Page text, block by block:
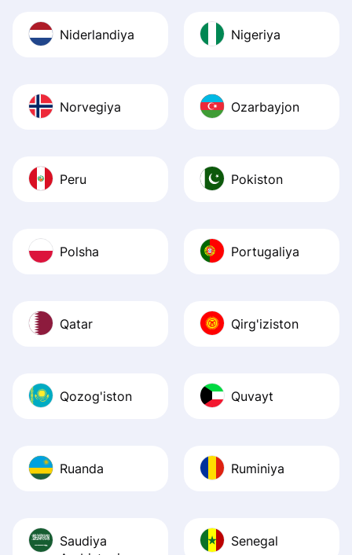
Niderlandiya Nigeriya
Norvegiya Ozarbayjon
Peru Pokiston
Polsha Portugaliya
Qatar Qirg'iziston
Qozog'iston Quvayt
Ruanda Ruminiya
Saudiya
Senegal